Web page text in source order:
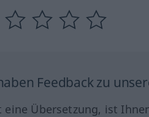
Feedback zu
eine Übersetzung, ist